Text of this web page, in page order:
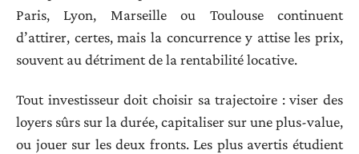
Paris, Lyon, Marseille ou Toulouse continuent
d’attirer, certes, mais la concurrence y attise les prix,
souvent au détriment de la rentabilité locative.
Tout investisseur doit choisir sa trajectoire : viser des
loyers sûrs sur la durée, capitaliser sur une plus-value,
ou jouer sur les deux fronts. Les plus avertis étudient